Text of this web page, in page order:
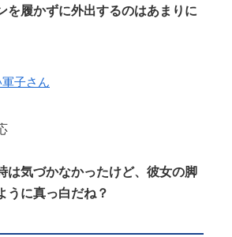
を履かずに外出するのはあまりに
は気づかなかったけど、彼女の脚
うに真っ白だね？